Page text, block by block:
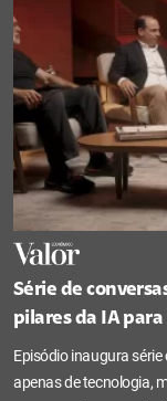
Série de
pilares da IA
Episódio inaugura
apenas de tecnologia,